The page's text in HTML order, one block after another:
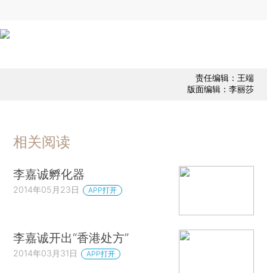
责任编辑：王端
版面编辑：李丽莎
相关阅读
李嘉诚孵化器
2014年05月23日 APP打开
李嘉诚开出“香港处方”
2014年03月31日 APP打开